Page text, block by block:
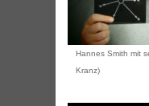
Hannes Smith mit
Kranz)